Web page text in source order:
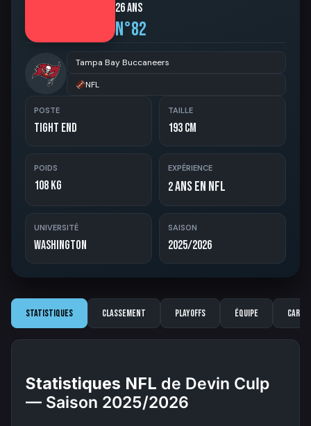
26 ans
N°82
Tampa Bay Buccaneers
NFL
POSTE
Tight End
TAILLE
193 cm
POIDS
108 kg
EXPÉRIENCE
2ans en NFL
UNIVERSITÉ
Washington
SAISON
2025/2026
Statistiques Classement Playoffs Équipe
Statistiques NFL de Devin Culp
— Saison 2025/2026